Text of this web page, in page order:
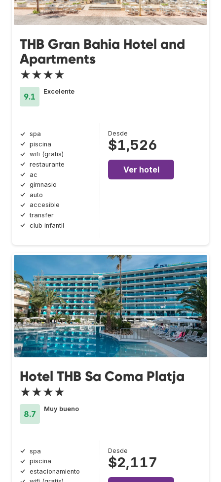
THB Gran Bahia Hotel and
Apartments
★★★★
9.1
Excelente
spa
piscina
wifi (gratis)
restaurante
ac
gimnasio
auto
accesible
transfer
club infantil
Desde
$1,526
Ver hotel
Hotel THB Sa Coma Platja
★★★★
8.7
Muy bueno
spa
piscina
estacionamiento
Desde
$2,117